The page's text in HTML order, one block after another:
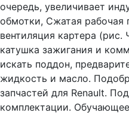
очередь, увеличивает
обмотки, Сжатая рабочая
вентиляция картера (рис.
катушка зажигания и
искать поддон,
жидкость и масло.
запчастей для Renault.
комплектации.